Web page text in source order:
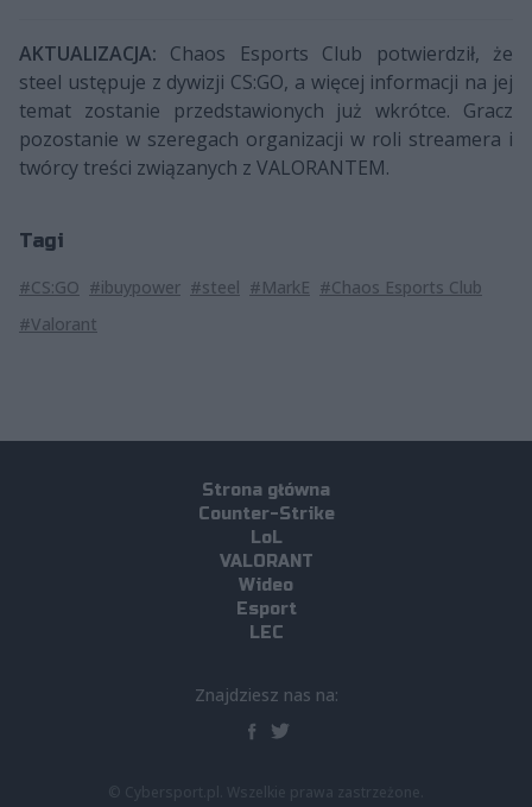
AKTUALIZACJA: Chaos Esports Club potwierdził, że
steel ustępuje z dywizji CS:GO, a więcej informacji na jej
temat zostanie przedstawionych już wkrótce. Gracz
pozostanie w szeregach organizacji w roli streamera i
twórcy treści związanych z VALORANTEM.
Tagi
#CS:GO #ibuypower #steel #MarkE #Chaos Esports Club
#Valorant
Strona główna
Counter-Strike
LoL
VALORANT
Wideo
Esport
LEC
Znajdziesz nas na: